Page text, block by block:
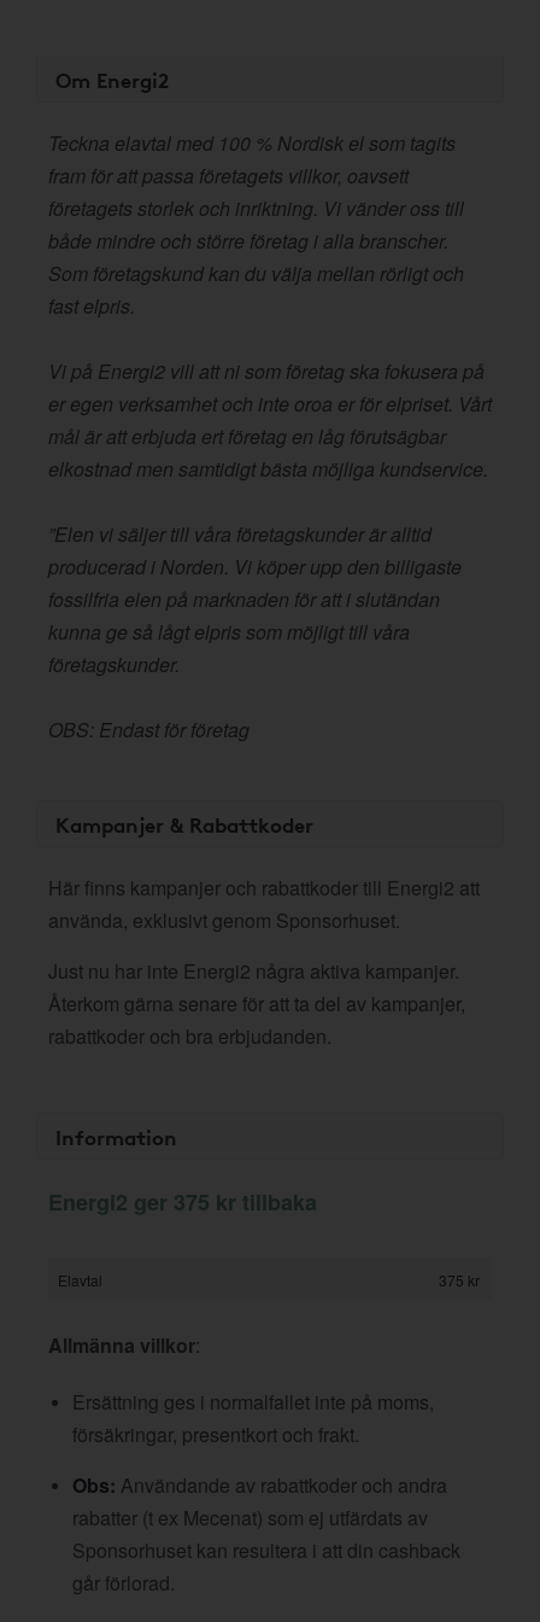
Om Energi2
Teckna elavtal med 100 % Nordisk el som tagits
fram för att passa företagets villkor, oavsett
företagets storlek och inriktning. Vi vänder oss till
både mindre och större företag i alla branscher.
Som företagskund kan du välja mellan rörligt och
fast elpris.
Vi på Energi2 vill att ni som företag ska fokusera på
er egen verksamhet och inte oroa er för elpriset. Vårt
mål är att erbjuda ert företag en låg förutsägbar
elkostnad men samtidigt bästa möjliga kundservice.
”Elen vi säljer till våra företagskunder är alltid
producerad i Norden. Vi köper upp den billigaste
fossilfria elen på marknaden för att i slutändan
kunna ge så lågt elpris som möjligt till våra
företagskunder.
OBS: Endast för företag
Kampanjer & Rabattkoder
Här finns kampanjer och rabattkoder till Energi2 att
använda, exklusivt genom Sponsorhuset.
Just nu har inte Energi2 några aktiva kampanjer.
Återkom gärna senare för att ta del av kampanjer,
rabattkoder och bra erbjudanden.
Information
Energi2 ger 375 kr tillbaka
Elavtal 375 kr
Allmänna villkor:
Ersättning ges i normalfallet inte på moms,
försäkringar, presentkort och frakt.
Obs: Användande av rabattkoder och andra
rabatter (t ex Mecenat) som ej utfärdats av
Sponsorhuset kan resultera i att din cashback
går förlorad.